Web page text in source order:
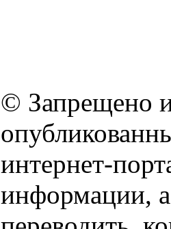
© Запрещено
интернет-
информации, а